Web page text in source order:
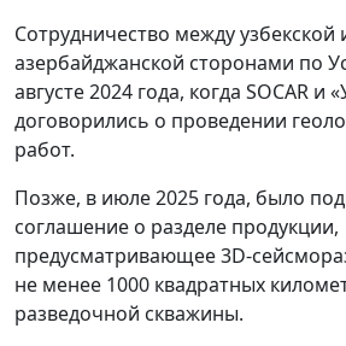
Сотрудничество между узбекской
азербайджанской сторонами по
августе 2024 года, когда SOCAR и
договорились о проведении
работ.
Позже, в июле 2025 года, было
соглашение о разделе продукции,
предусматривающее 3D-
не менее 1000 квадратных
разведочной скважины.